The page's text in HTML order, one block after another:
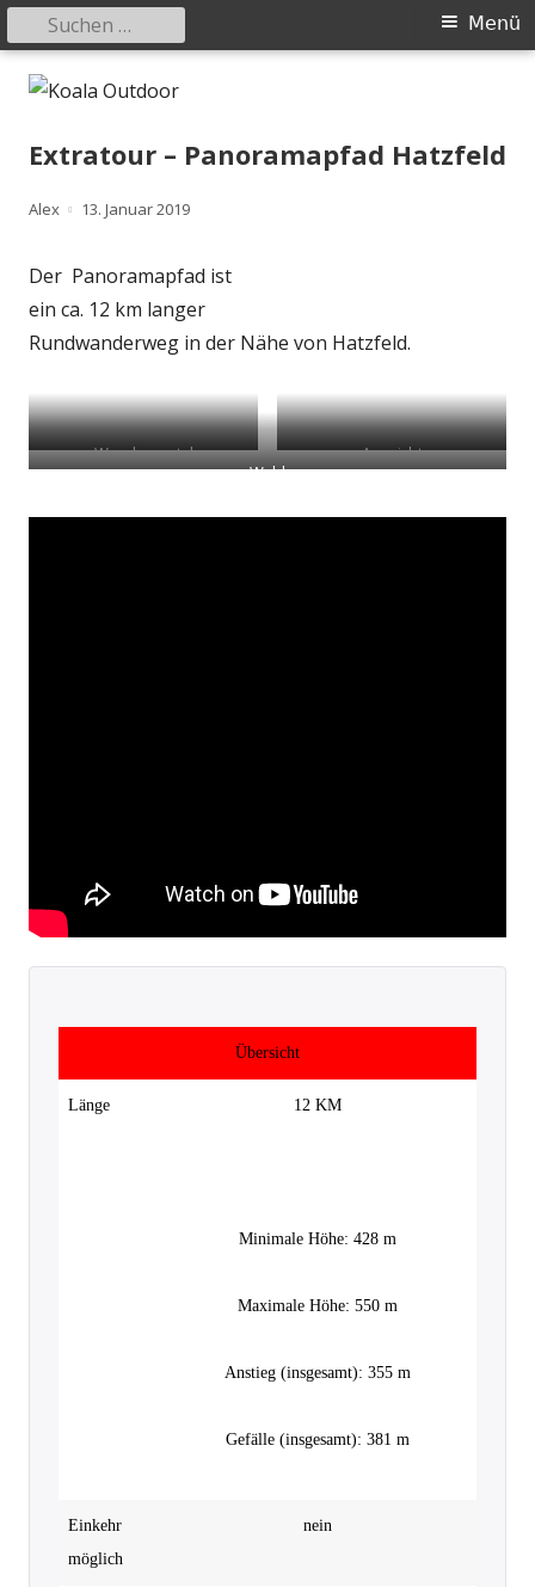
SpringeKoala Outdoor
Hier ist eine Übersicht meiner Wander- und Trekkingtouren
Primäres
Menü
Menü
Suchen
nach:
Extratour – Panoramapfad Hatzfeld
Autor
Alex
Veröffentlicht
13. Januar 2019
Der Panoramapfad ist
ein ca. 12 km langer
Rundwanderweg in der Nähe von Hatzfeld.
Wanderportal
Aussicht
Wald
Übersicht
Länge 12 KM
Minimale Höhe: 428 m
Maximale Höhe: 550 m
Anstieg (insgesamt): 355 m
Gefälle (insgesamt): 381 m
Einkehr
möglich
nein